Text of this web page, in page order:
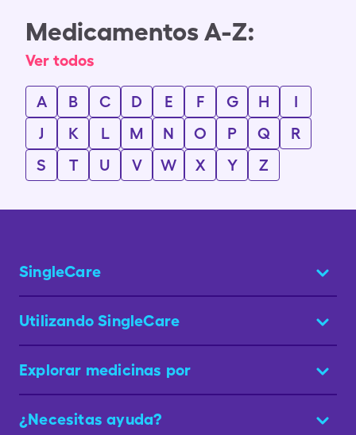
Medicamentos A-Z:
Ver todos
A B C D E F G H
I
J
K L M N O P Q
R
S
T U V W X Y Z
SingleCare
Utilizando SingleCare
Explorar medicinas por
¿Necesitas ayuda?